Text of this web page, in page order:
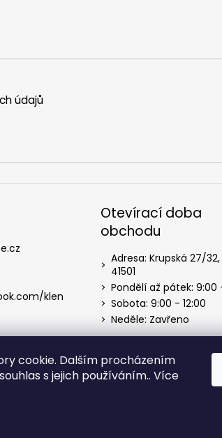
cookie. Dalším procházením
s jejich používáním.. Více
údajů
klen
Otevírací doba
obchodu
Adresa: Krupská 27/
41501
Pondělí až pátek: 9:00
Sobota: 9:00 - 12:00
Neděle: Zavřeno